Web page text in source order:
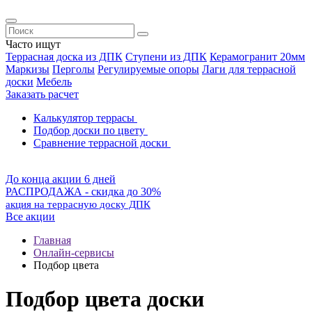
Часто ищут
Террасная доска из ДПК Ступени из ДПК Керамогранит 20мм
Маркизы Перголы Регулируемые опоры Лаги для террасной
доски Мебель
Заказать расчет
Калькулятор террасы
Подбор доски по цвету
Сравнение террасной доски
До конца акции 6 дней
РАСПРОДАЖА - скидка до 30%
акция на террасную доску ДПК
Все акции
Главная
Онлайн-сервисы
Подбор цвета
Подбор цвета доски